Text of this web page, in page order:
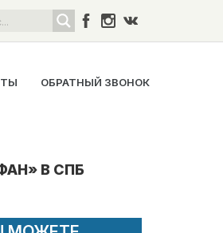
ОБРАТНЫЙ ЗВОНОК
В СПБ